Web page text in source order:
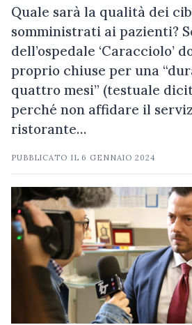
Quale sarà la qualità dei
somministrati ai pazienti?
dell’ospedale ‘Caracciolo’
proprio chiuse per una
quattro mesi” (testuale
perché non affidare il
ristorante…
PUBBLICATO IL 6 GENNAIO 2024